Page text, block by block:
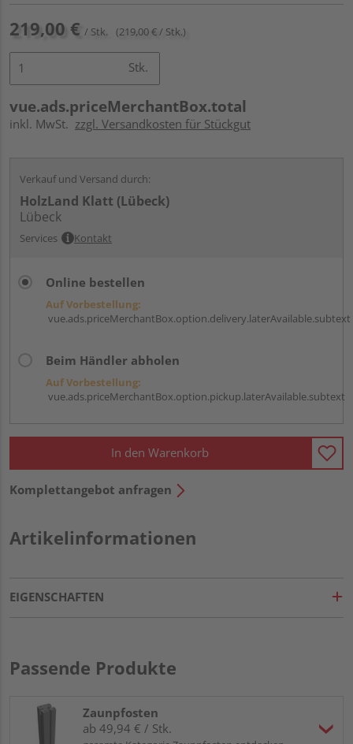
219,00 € / Stk. (219,00 € / Stk.)
Stk.
vue.ads.priceMerchantBox.total
inkl. MwSt. zzgl. Versandkosten für Stückgut
Verkauf und Versand durch:
HolzLand Klatt (Lübeck)
Lübeck
Services Kontakt
Online bestellen
Auf Vorbestellung:
vue.ads.priceMerchantBox.option.delivery.laterAvailable.subtext
Beim Händler abholen
Auf Vorbestellung:
vue.ads.priceMerchantBox.option.pickup.laterAvailable.subtext
In den Warenkorb
Komplettangebot anfragen
Artikelinformationen
EIGENSCHAFTEN
Passende Produkte
Zaunpfosten
ab 49,94 € / Stk.